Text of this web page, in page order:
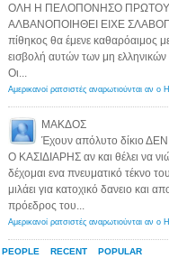
PEOPLE RECENT POPULAR
ΟΛΗ Η ΠΕΛΟΠΟΝΗΣΟ ΠΡΩΤΟΥ
ΑΛΒΑΝΟΠΟΙΗΘΕΙ ΕΙΧΕ
πίθηκος θα έμενε καθαρόαιμος
εισβολή αυτών των μη
Οι...
ΜΑΚΔΟΣ
Έχουν απόλυτο δίκιο
Ο ΚΑΣΙΔΙΑΡΗΣ αν και θέλει να
δέχομαι ενα πνευματικό τέκνο
μιλάει για κατοχικό δανειο και
πρόεδρος του...